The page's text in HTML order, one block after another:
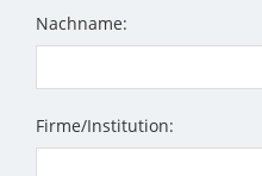
Nachname:
Firme/Institution: